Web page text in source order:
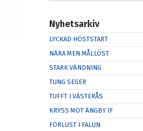
Nyhetsarkiv
LYCKAD HÖSTSTART
NÄRA MEN MÅLLÖST
STARK VÄNDNING
TUNG SEGER
TUFFT I VÄSTERÅS
KRYSS MOT ÄNGBY IF
FÖRLUST I FALUN